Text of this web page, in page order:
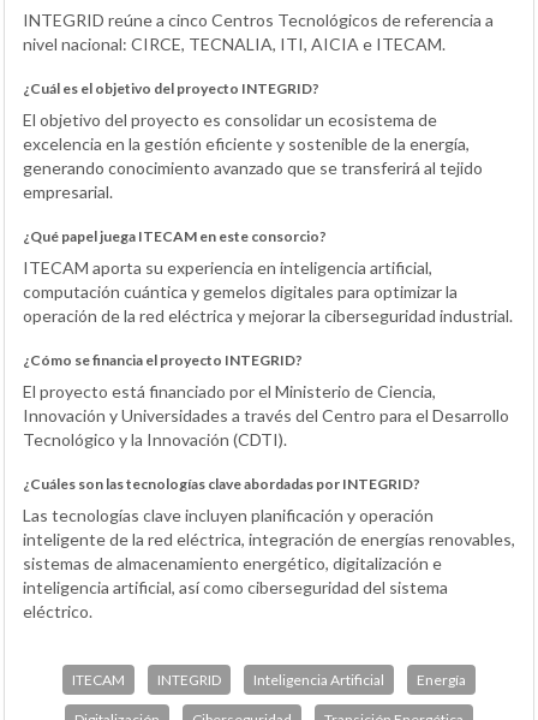
INTEGRID reúne a cinco Centros Tecnológicos de referencia a
nivel nacional: CIRCE, TECNALIA, ITI, AICIA e ITECAM.
¿Cuál es el objetivo del proyecto INTEGRID?
El objetivo del proyecto es consolidar un ecosistema de
excelencia en la gestión eficiente y sostenible de la energía,
generando conocimiento avanzado que se transferirá al tejido
empresarial.
¿Qué papel juega ITECAM en este consorcio?
ITECAM aporta su experiencia en inteligencia artificial,
computación cuántica y gemelos digitales para optimizar la
operación de la red eléctrica y mejorar la ciberseguridad industrial.
¿Cómo se financia el proyecto INTEGRID?
El proyecto está financiado por el Ministerio de Ciencia,
Innovación y Universidades a través del Centro para el Desarrollo
Tecnológico y la Innovación (CDTI).
¿Cuáles son las tecnologías clave abordadas por INTEGRID?
Las tecnologías clave incluyen planificación y operación
inteligente de la red eléctrica, integración de energías renovables,
sistemas de almacenamiento energético, digitalización e
inteligencia artificial, así como ciberseguridad del sistema
eléctrico.
ITECAM INTEGRID Inteligencia Artificial Energía